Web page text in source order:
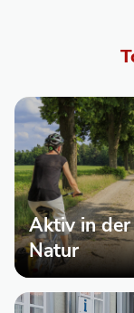
Aktiv in der
Natur